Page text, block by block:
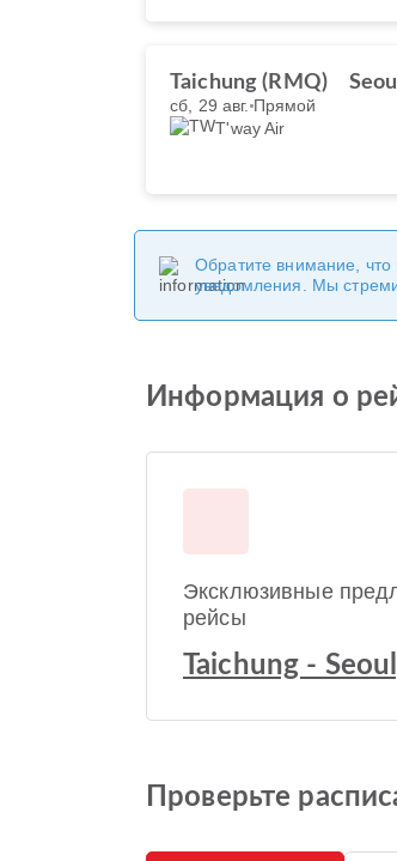
Taichung (RMQ)
сб, 29 авг. Прямой
T'way Air
Обратите внимание, что
уведомления. Мы
Информация о
Эксклюзивные
рейсы
Taichung -
Проверьте